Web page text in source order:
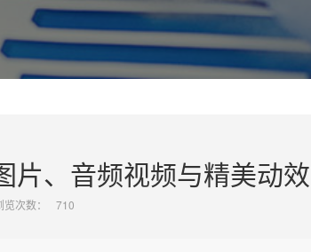
片、音频视频与精美动
览次数： 710